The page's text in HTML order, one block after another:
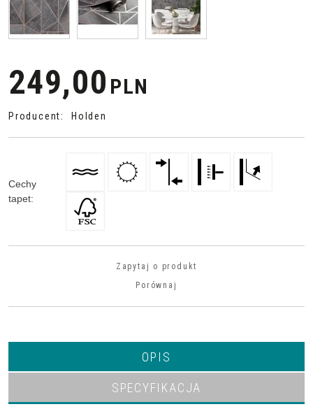
249,00 PLN
Producent: Holden
Cechy
tapet:
Zapytaj o produkt
Porównaj
OPIS
SPECYFIKACJA